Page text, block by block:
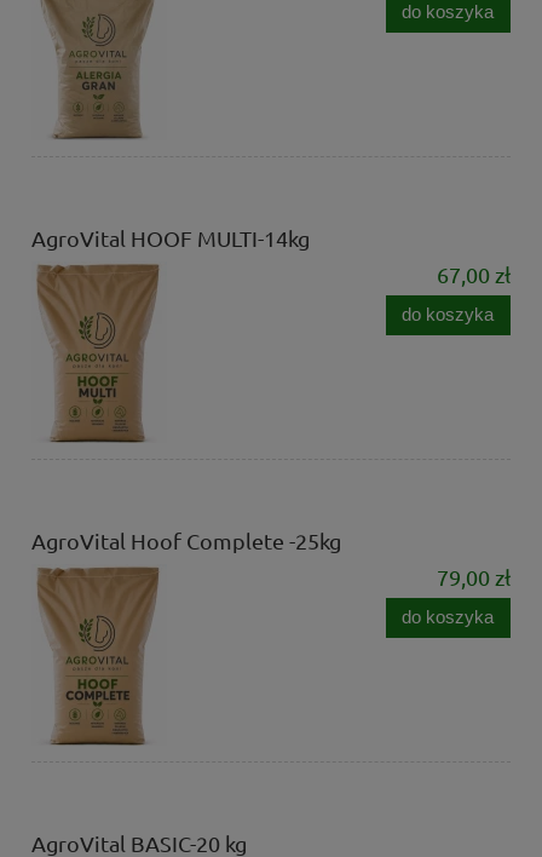
do koszyka
AgroVital HOOF MULTI-14kg
67,00 zł
do koszyka
AgroVital Hoof Complete -25kg
79,00 zł
do koszyka
AgroVital BASIC-20 kg